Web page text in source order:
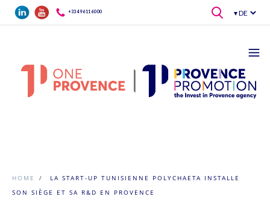
Direkt zum Inhalt+33 4 96 11 60 00
HOME /
LA START-UP TUNISIENNE POLYCHAETA INSTALLE
SON SIÈGE ET SA R&D EN PROVENCE